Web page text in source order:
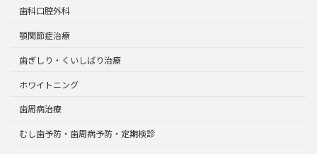
歯科口腔外科
顎関節症治療
歯ぎしり・くいしばり治療
ホワイトニング
歯周病治療
むし歯予防・歯周病予防・定期検診